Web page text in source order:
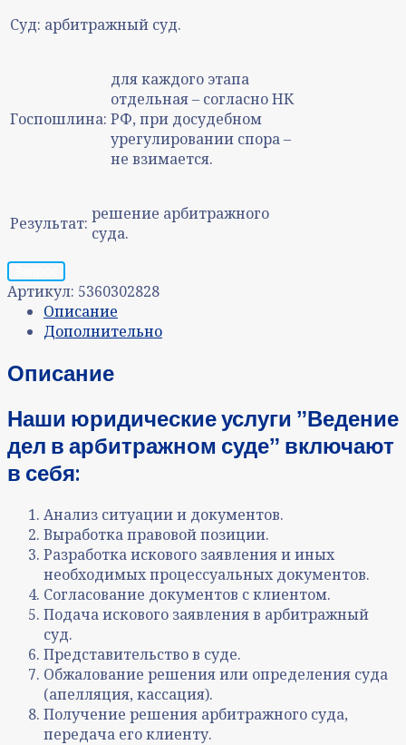
Суд: арбитражный суд.
Госпошлина:
для каждого этапа
отдельная – согласно НК
РФ, при досудебном
урегулировании спора –
не взимается.
Результат: решение арбитражного
суда.
Артикул: 5360302828
Описание
Дополнительно
Описание
Наши юридические услуги ˮВедение
дел в арбитражном судеˮ включают
в себя:
Анализ ситуации и документов.
Выработка правовой позиции.
Разработка искового заявления и иных
необходимых процессуальных документов.
Согласование документов с клиентом.
Подача искового заявления в арбитражный
суд.
Представительство в суде.
Обжалование решения или определения суда
(апелляция, кассация).
Получение решения арбитражного суда,
передача его клиенту.